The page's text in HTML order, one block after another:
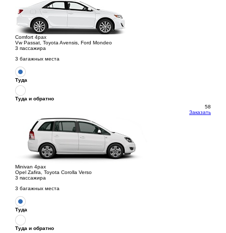
Comfort 4pax
Vw Passat, Toyota Avensis, Ford Mondeo
3 пассажира
3 багажных места
Туда
Туда и обратно
58
Заказать
Minivan 4pax
Opel Zafira, Toyota Corolla Verso
3 пассажира
3 багажных места
Туда
Туда и обратно